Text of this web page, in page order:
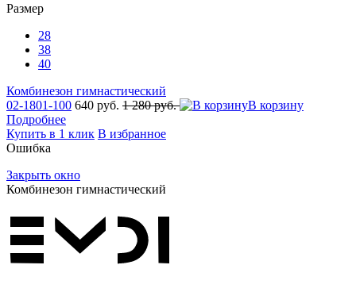
Размер
28
38
40
Комбинезон гимнастический
02-1801-100 640 руб. 1 280 руб.
В корзину
Подробнее
Купить в 1 клик В избранное
Ошибка
Закрыть окно
Комбинезон гимнастический